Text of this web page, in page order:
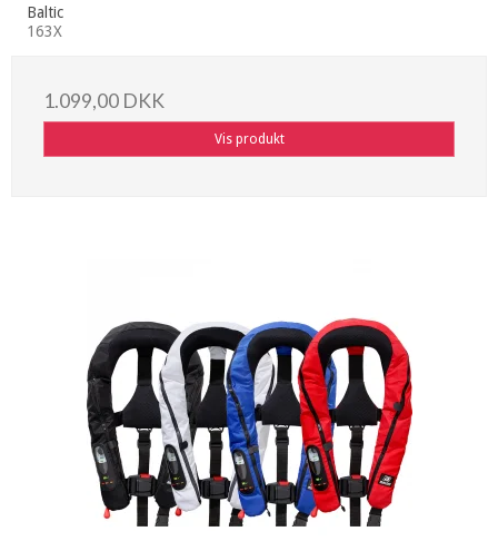
Baltic
163X
1.099,00 DKK
Vis produkt